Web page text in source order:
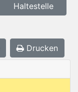
Haltestelle
Drucken